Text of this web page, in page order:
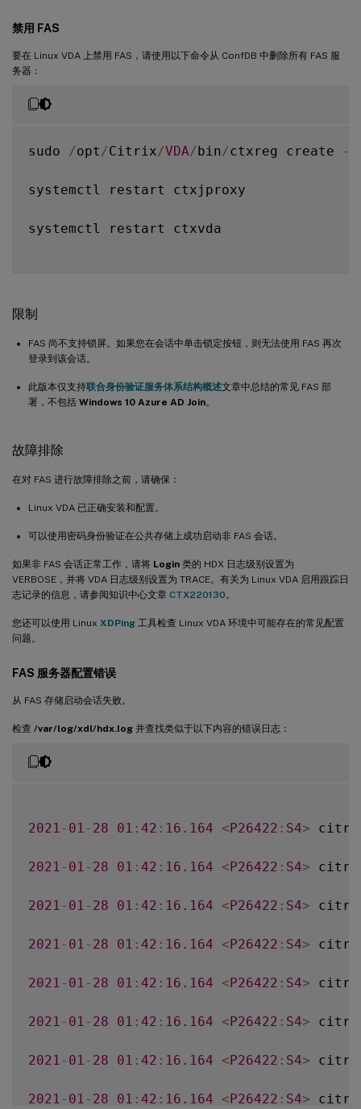
禁用 FAS
要在 Linux VDA 上禁用 FAS，请使用以下命令从 ConfDB 中删除所有 FAS 服
务器：
sudo /opt /Citrix/VDA/bin/ctxreg create -
systemctl restart ctxjproxy
systemctl restart ctxvda
限制
FAS 尚不支持锁屏。如果您在会话中单击锁定按钮，则无法使用 FAS 再次
登录到该会话。
此版本仅支持联合身份验证服务体系结构概述文章中总结的常见 FAS 部
署，不包括 Windows 10 Azure AD Join。
故障排除
在对 FAS 进行故障排除之前，请确保：
Linux VDA 已正确安装和配置。
可以使用密码身份验证在公共存储上成功启动非 FAS 会话。
如果非 FAS 会话正常工作，请将 Login 类的 HDX 日志级别设置为
VERBOSE，并将 VDA 日志级别设置为 TRACE。有关为 Linux VDA 启用跟踪日
志记录的信息，请参阅知识中心文章 CTX220130 。
您还可以使用 Linux XDPing 工具检查 Linux VDA 环境中可能存在的常见配置
问题。
FAS 服务器配置错误
从 FAS 存储启动会话失败。
检查 /var/log/xdl/hdx.log 并查找类似于以下内容的错误日志：
2021 - 01 - 28 01 : 42 : 16.164 <P26422 : S4>
2021 - 01 - 28 01 : 42 : 16.164 <P26422 : S4>
2021 - 01 - 28 01 : 42 : 16.164 <P26422 : S4>
2021 - 01 - 28 01 : 42 : 16.164 <P26422 : S4>
2021 - 01 - 28 01 : 42 : 16.164 <P26422 : S4>
2021 - 01 - 28 01 : 42 : 16.164 <P26422 : S4>
2021 - 01 - 28 01 : 42 : 16.164 <P26422 : S4>
2021 - 01 - 28 01 : 42 : 16.164 <P26422 : S4>